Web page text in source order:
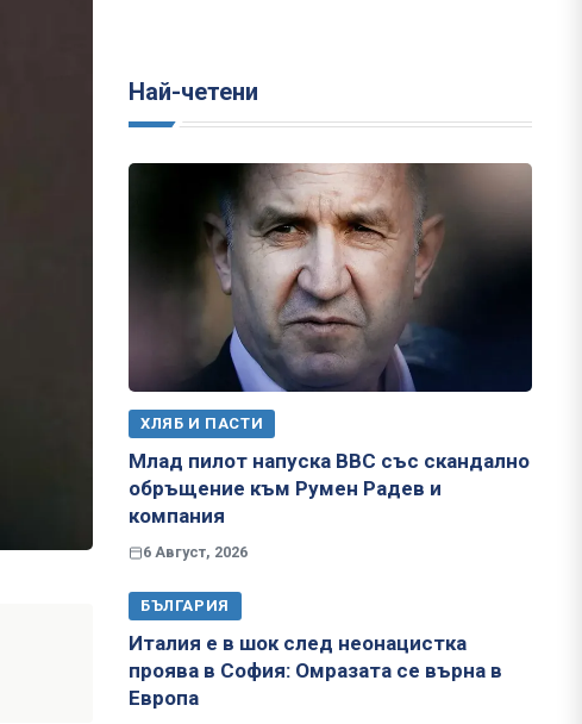
Най-четени
ХЛЯБ И ПАСТИ
Млад пилот напуска ВВС със скандално
обръщение към Румен Радев и
компания
6 Август, 2026
БЪЛГАРИЯ
Италия е в шок след неонацистка
проява в София: Омразата се върна в
Европа